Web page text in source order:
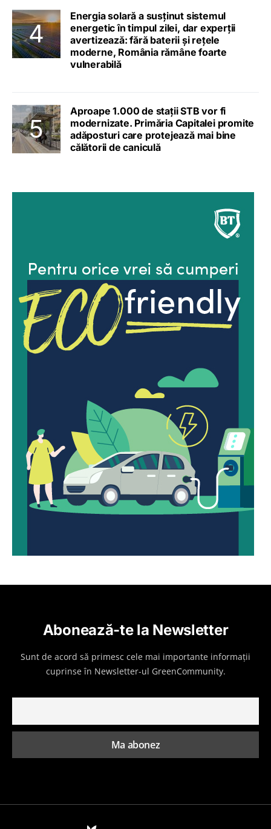
Energia solară a susținut sistemul
energetic în timpul zilei, dar experții
avertizează: fără baterii și rețele
moderne, România rămâne foarte
vulnerabilă
Aproape 1.000 de stații STB vor fi
modernizate. Primăria Capitalei promite
adăposturi care protejează mai bine
călătorii de caniculă
Abonează-te la Newsletter
Sunt de acord să primesc cele mai importante informații
cuprinse în Newsletter-ul GreenCommunity.